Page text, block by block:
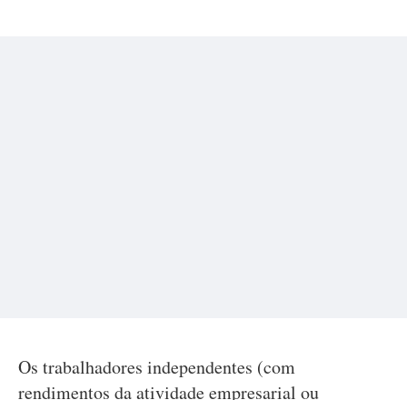
Os trabalhadores independentes (com
rendimentos da atividade empresarial ou